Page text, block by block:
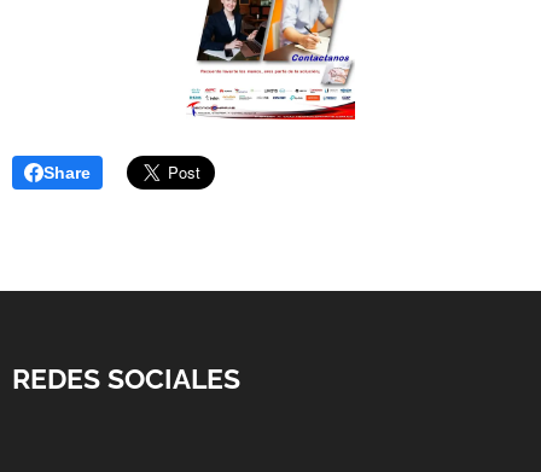
Share
REDES SOCIALES